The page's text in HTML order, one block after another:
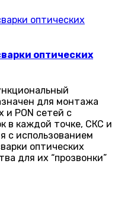
оптических
для монтажа
и PON сетей с
в каждой точке, СКС и
с использованием
оптических
для их “прозвонки”